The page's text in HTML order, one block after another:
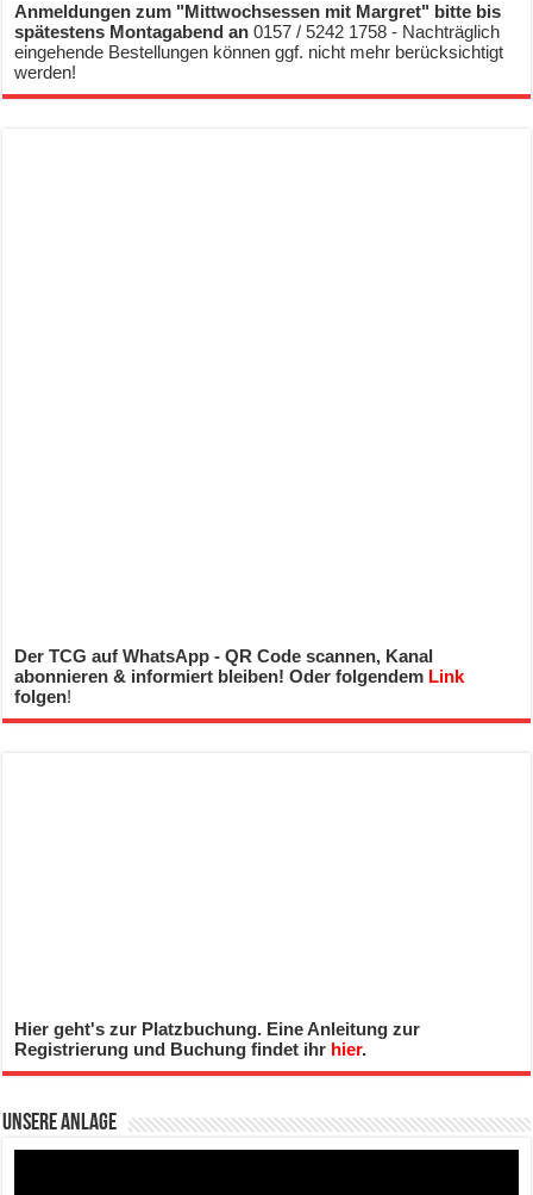
Anmeldungen zum "Mittwochsessen mit Margret" bitte bis
spätestens Montagabend an0157 / 5242 1758 - Nachträglich
eingehende Bestellungen können ggf. nicht mehr berücksichtigt
werden!
Der TCG auf WhatsApp - QR Code scannen, Kanal
abonnieren & informiert bleiben! Oder folgendem Link
folgen!
Hier geht's zur Platzbuchung. Eine Anleitung zur
Registrierung und Buchung findet ihr hier.
Unsere Anlage